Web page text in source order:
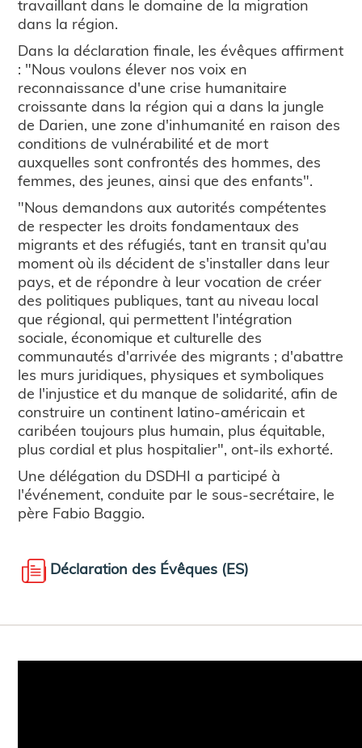
travaillant dans le domaine de la migration
dans la région.
Dans la déclaration finale, les évêques affirment
: "Nous voulons élever nos voix en
reconnaissance d'une crise humanitaire
croissante dans la région qui a dans la jungle
de Darien, une zone d'inhumanité en raison des
conditions de vulnérabilité et de mort
auxquelles sont confrontés des hommes, des
femmes, des jeunes, ainsi que des enfants".
"Nous demandons aux autorités compétentes
de respecter les droits fondamentaux des
migrants et des réfugiés, tant en transit qu'au
moment où ils décident de s'installer dans leur
pays, et de répondre à leur vocation de créer
des politiques publiques, tant au niveau local
que régional, qui permettent l'intégration
sociale, économique et culturelle des
communautés d'arrivée des migrants ; d'abattre
les murs juridiques, physiques et symboliques
de l'injustice et du manque de solidarité, afin de
construire un continent latino-américain et
caribéen toujours plus humain, plus équitable,
plus cordial et plus hospitalier", ont-ils exhorté.
Une délégation du DSDHI a participé à
l'événement, conduite par le sous-secrétaire, le
père Fabio Baggio.
Déclaration des Évêques (ES)